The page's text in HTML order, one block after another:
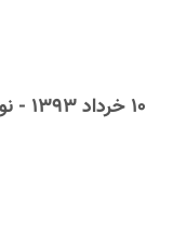
۱۰ خرداد ۱۳۹۳ - نوه بختیار، همکار سازمان سیا و موساد